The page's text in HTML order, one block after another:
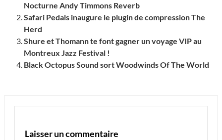
Nocturne Andy Timmons Reverb
Safari Pedals inaugure le plugin de compression The
Herd
Shure et Thomann te font gagner un voyage VIP au
Montreux Jazz Festival !
Black Octopus Sound sort Woodwinds Of The World
Laisser un commentaire